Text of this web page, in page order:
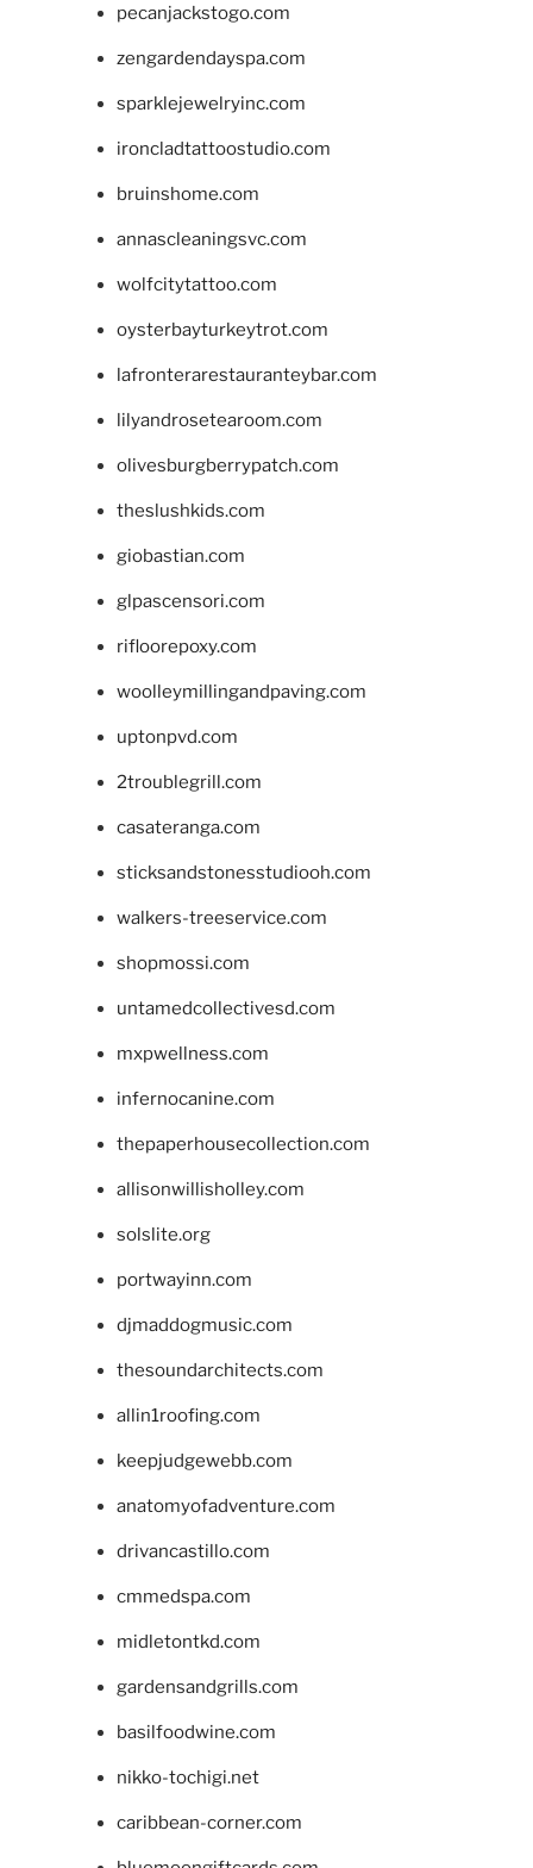
pecanjackstogo.com
zengardendayspa.com
sparklejewelryinc.com
ironcladtattoostudio.com
bruinshome.com
annascleaningsvc.com
wolfcitytattoo.com
oysterbayturkeytrot.com
lafronterarestauranteybar.com
lilyandrosetearoom.com
olivesburgberrypatch.com
theslushkids.com
giobastian.com
glpascensori.com
rifloorepoxy.com
woolleymillingandpaving.com
uptonpvd.com
2troublegrill.com
casateranga.com
sticksandstonesstudiooh.com
walkers-treeservice.com
shopmossi.com
untamedcollectivesd.com
mxpwellness.com
infernocanine.com
thepaperhousecollection.com
allisonwillisholley.com
solslite.org
portwayinn.com
djmaddogmusic.com
thesoundarchitects.com
allin1roofing.com
keepjudgewebb.com
anatomyofadventure.com
drivancastillo.com
cmmedspa.com
midletontkd.com
gardensandgrills.com
basilfoodwine.com
nikko-tochigi.net
caribbean-corner.com